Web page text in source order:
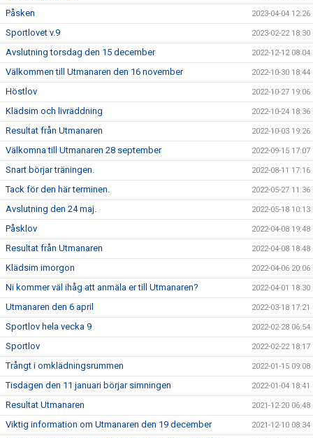
Påsken 2023-04-04 12:26
Sportlovet v.9 2023-02-22 18:30
Avslutning torsdag den 15 december 2022-12-12 08:04
Välkommen till Utmanaren den 16 november 2022-10-30 18:44
Höstlov 2022-10-27 19:06
Klädsim och livräddning 2022-10-24 18:36
Resultat från Utmanaren 2022-10-03 19:26
Välkomna till Utmanaren 28 september 2022-09-15 17:07
Snart börjar träningen. 2022-08-11 17:16
Tack för den här terminen. 2022-05-27 11:36
Avslutning den 24 maj. 2022-05-18 10:13
Påsklov 2022-04-08 19:48
Resultat från Utmanaren 2022-04-08 18:48
Klädsim imorgon 2022-04-06 20:06
Ni kommer väl ihåg att anmäla er till Utmanaren? 2022-04-01 18:30
Utmanaren den 6 april 2022-03-18 17:21
Sportlov hela vecka 9 2022-02-28 06:54
Sportlov 2022-02-22 18:17
Trångt i omklädningsrummen 2022-01-15 09:08
Tisdagen den 11 januari börjar simningen 2022-01-04 18:41
Resultat Utmanaren 2021-12-20 06:48
Viktig information om Utmanaren den 19 december 2021-12-10 08:34